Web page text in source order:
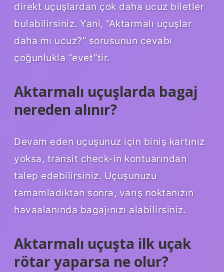
direkt uçuşlardan çok daha ucuz biletler
bulabilirsiniz. Yani, “Aktarmalı uçuşlar
daha mı ucuz?” sorusunun cevabı
çoğunlukla “evet”tir.
Aktarmalı uçuşlarda bagaj
nereden alınır?
Devam eden uçuşunuz için biniş kartınız
yoksa, transit check-in kontuarından
talep edebilirsiniz. Uçuşunuzu
tamamladıktan sonra, varış noktanızın
havaalanında bagajınızı alabilirsiniz.
Aktarmalı uçuşta ilk uçak
rötar yaparsa ne olur?